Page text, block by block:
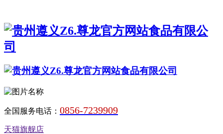
全国服务电话： 0856-7239909
天猫旗舰店